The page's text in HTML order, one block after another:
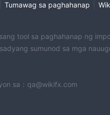
Tumawag sa paghahanap
tool sa paghahanap ng
sumunod sa mga
sa：qa@wikifx.com